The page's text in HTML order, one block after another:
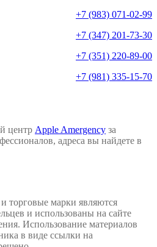
+7 (983) 071-02-99
+7 (347) 201-73-30
+7 (351) 220-89-00
+7 (981) 335-15-70
центр Apple Amergency за
адреса вы найдете в
торговые марки являются
и использованы на сайте
Использование материалов
в виде ссылки на